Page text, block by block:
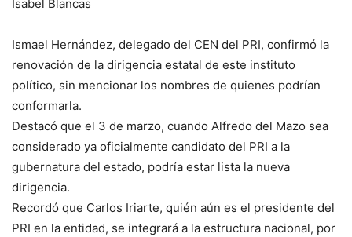
Isabel Blancas
Ismael Hernández, delegado del CEN del PRI, confirmó la
renovación de la dirigencia estatal de este instituto
político, sin mencionar los nombres de quienes podrían
conformarla.
Destacó que el 3 de marzo, cuando Alfredo del Mazo sea
considerado ya oficialmente candidato del PRI a la
gubernatura del estado, podría estar lista la nueva
dirigencia.
Recordó que Carlos Iriarte, quién aún es el presidente del
PRI en la entidad, se integrará a la estructura nacional, por